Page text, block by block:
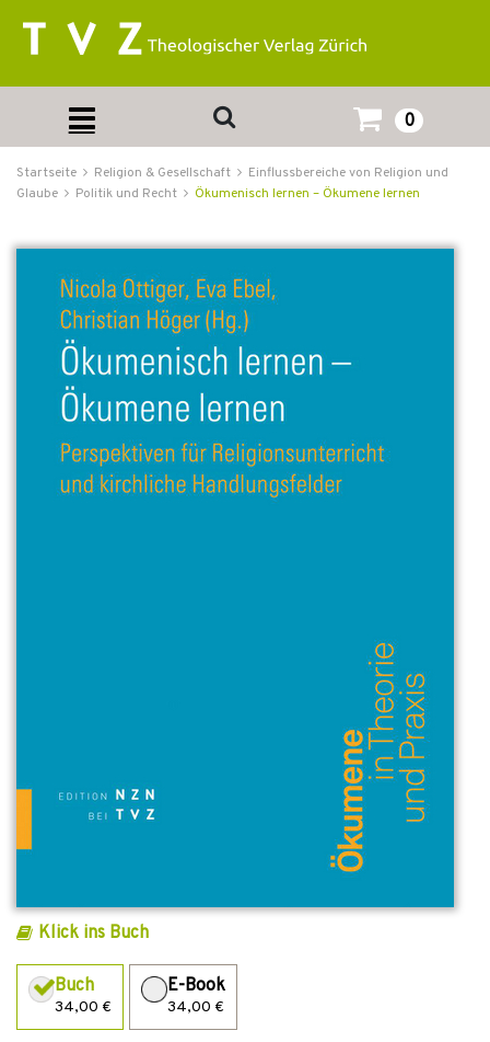
0
Startseite Religion & Gesellschaft
Einflussbereiche von Religion und
Glaube
Politik und Recht Ökumenisch lernen – Ökumene lernen
Klick ins Buch
Buch
34,00 €
E-Book
34,00 €